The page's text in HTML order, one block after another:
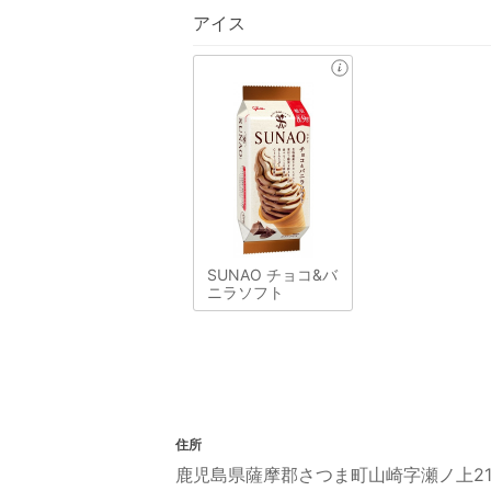
アイス
SUNAO チョコ&バ
ニラソフト
住所
鹿児島県薩摩郡さつま町山崎字瀬ノ上